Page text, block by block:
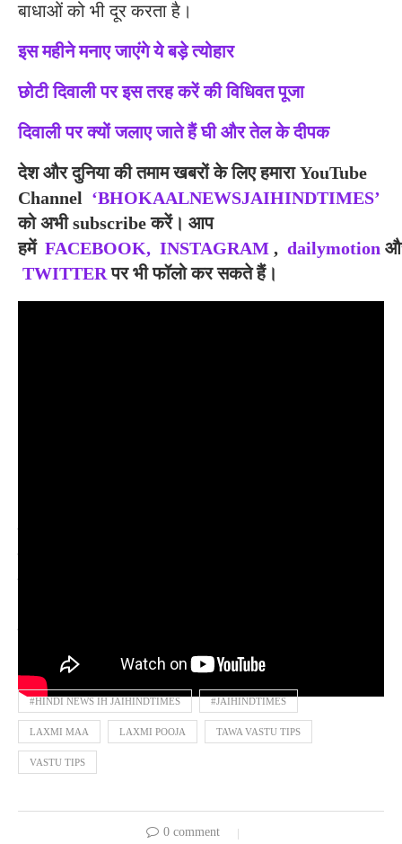
बाधाओं को भी दूर करता है।
इस महीने मनाए जाएंगे ये बड़े त्योहार
छोटी दिवाली पर इस तरह करें की विधिवत पूजा
दिवाली पर क्यों जलाए जाते हैं घी और तेल के दीपक
देश और दुनिया की तमाम खबरों के लिए हमारा YouTube
Channel ‘BHOKAALNEWSJAIHINDTIMES’
को अभी subscribe करें। आप
हमें FACEBOOK, INSTAGRAM , dailymotion
TWITTER पर भी फॉलो कर सकते हैं।
#HINDI NEWS IH JAIHINDTIMES #JAIHINDTIMES
LAXMI MAA LAXMI POOJA TAWA VASTU TIPS
VASTU TIPS
0 comment